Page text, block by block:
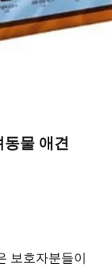
물 애견
보호자분들이